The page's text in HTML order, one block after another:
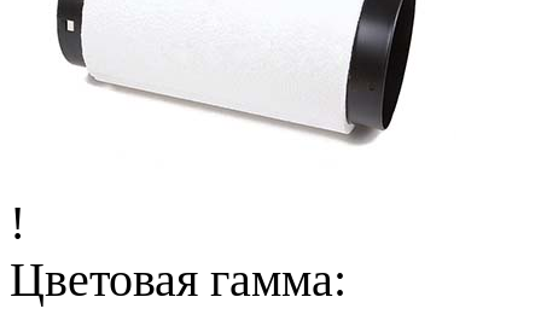
!
Цветовая гамма: